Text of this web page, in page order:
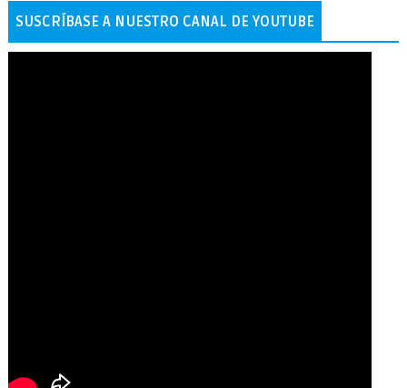
SUSCRÍBASE A NUESTRO CANAL DE YOUTUBE